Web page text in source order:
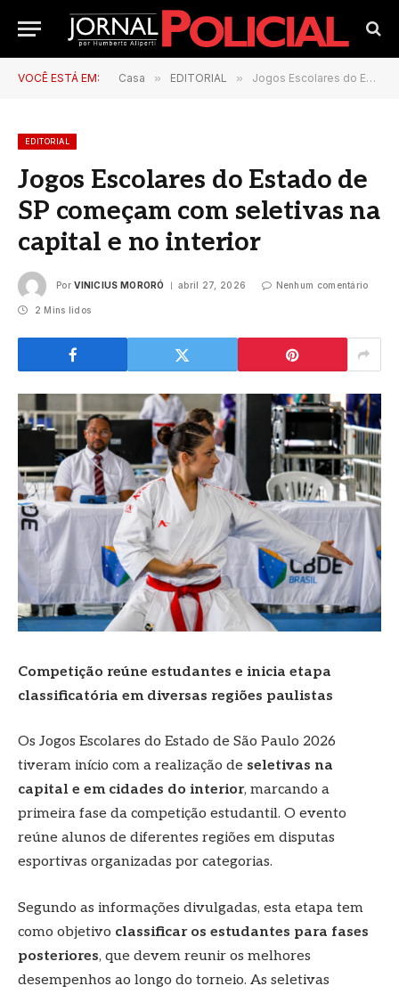
VOCÊ ESTÁ EM: Casa » EDITORIAL » Jogos Escolares do Estado de SP começam com seletivas na capital e no interior
EDITORIAL
Jogos Escolares do Estado de
SP começam com seletivas na
capital e no interior
Por VINICIUS MORORÓ abril 27, 2026 Nenhum comentário
2 Mins lidos
Competição reúne estudantes e inicia etapa
classificatória em diversas regiões paulistas
Os Jogos Escolares do Estado de São Paulo 2026
tiveram início com a realização de seletivas na
capital e em cidades do interior, marcando a
primeira fase da competição estudantil. O evento
reúne alunos de diferentes regiões em disputas
esportivas organizadas por categorias.
Segundo as informações divulgadas, esta etapa tem
como objetivo classificar os estudantes para fases
posteriores, que devem reunir os melhores
desempenhos ao longo do torneio. As seletivas